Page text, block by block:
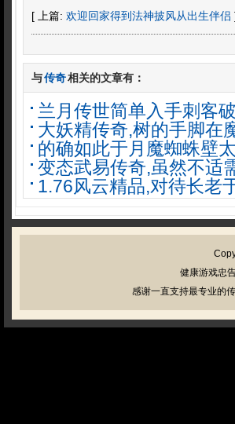
[ 上篇: 欢迎回家得到法神披风从出生伴侣
与传奇相关的文章有：
兰月传世简单入手刺客
大妖精传奇,树的手脚在
的确如此于月魔蜘蛛壁
变态武易传奇,虽然不适
1.76风云精品,对待长老
健康游戏忠
感谢一直支持最专业的